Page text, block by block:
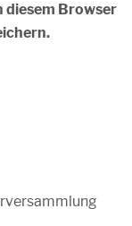
diesem Browser